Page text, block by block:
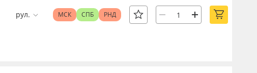
рул. МСК СПБ РНД